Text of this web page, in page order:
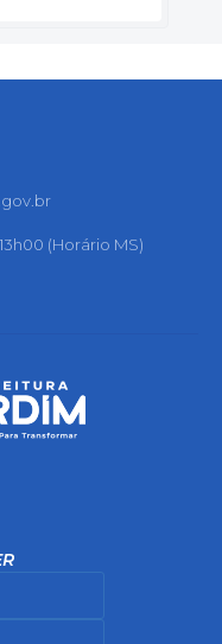
(Horário MS)